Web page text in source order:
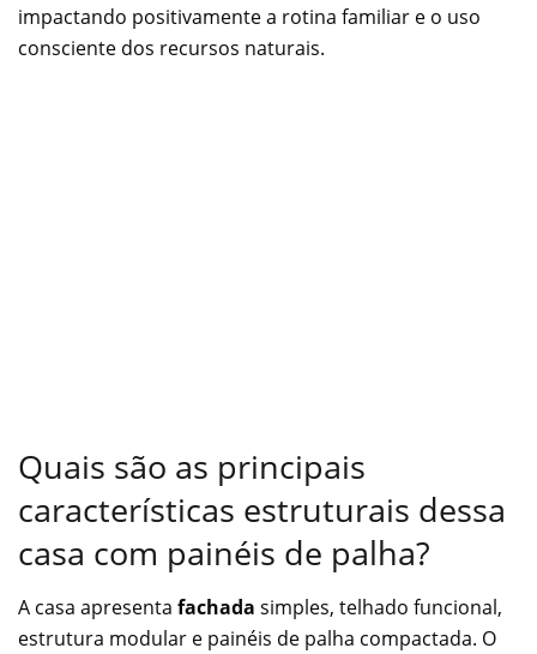
impactando positivamente a rotina familiar e o uso
consciente dos recursos naturais.
Quais são as principais
características estruturais dessa
casa com painéis de palha?
A casa apresenta fachada simples, telhado funcional,
estrutura modular e painéis de palha compactada. O